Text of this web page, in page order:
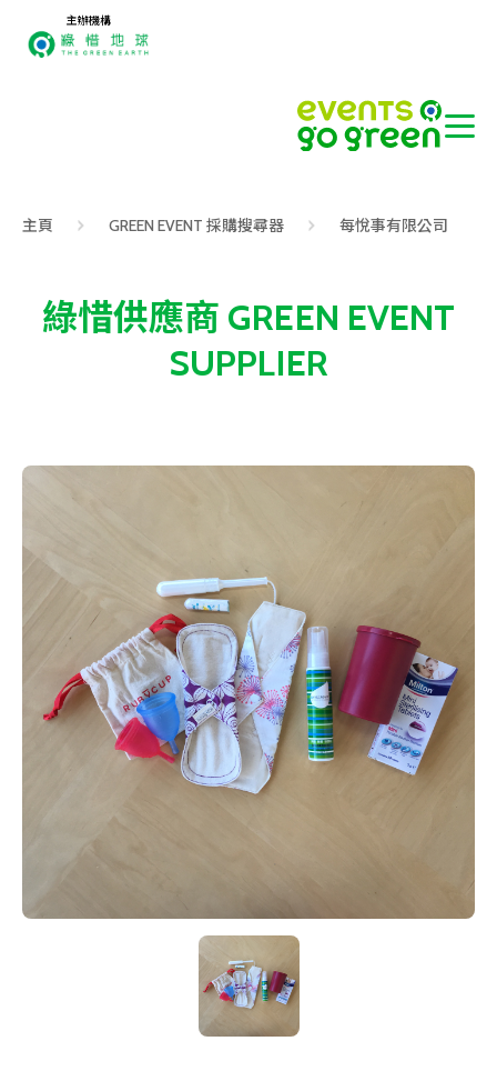
主辦機構
主頁 GREEN EVENT 採購搜尋器 每悅事有限公司
綠惜供應商 GREEN EVENT
SUPPLIER